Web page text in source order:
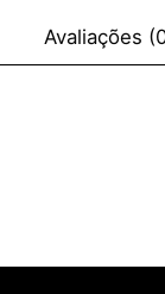
Avaliações